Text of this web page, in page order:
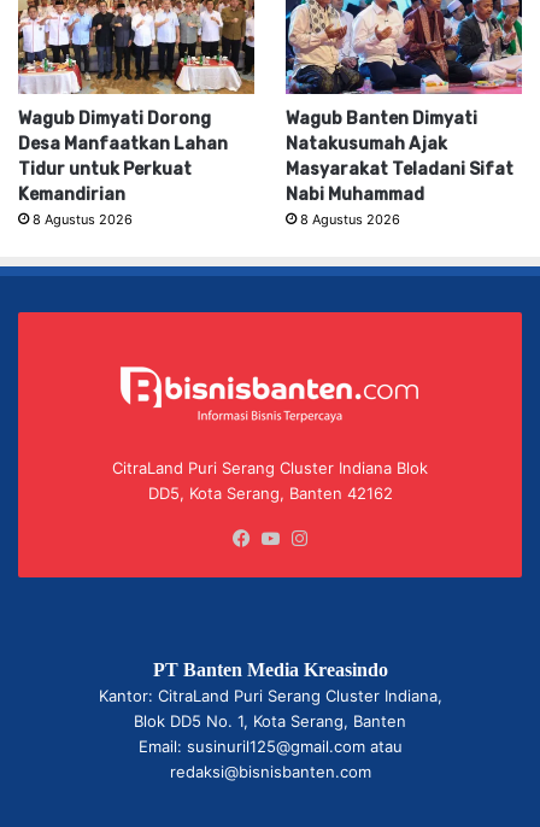
Wagub Dimyati Dorong
Desa Manfaatkan Lahan
Tidur untuk Perkuat
Kemandirian
8 Agustus 2026
Wagub Banten Dimyati
Natakusumah Ajak
Masyarakat Teladani Sifat
Nabi Muhammad
8 Agustus 2026
CitraLand Puri Serang Cluster Indiana Blok
DD5, Kota Serang, Banten 42162
Facebook
YouTube
PT Banten Media Kreasindo
Kantor: CitraLand Puri Serang Cluster Indiana,
Blok DD5 No. 1, Kota Serang, Banten
Email: susinuril125@gmail.com atau
redaksi@bisnisbanten.com